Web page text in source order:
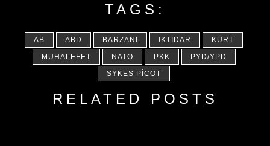
TAGS:
AB ABD BARZANI İKTIDAR
KÜRT
MUHALEFET
NATO PKK
PYD/YPD
SYKES PICOT
RELATED POSTS